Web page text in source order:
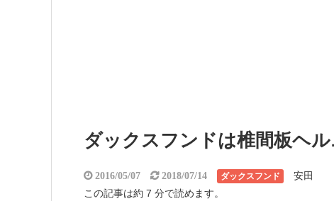
ダックスフンドは椎間板ヘ
2016/05/07 2018/07/14 ダックスフンド
安田
この記事は約 7 分で読めます。